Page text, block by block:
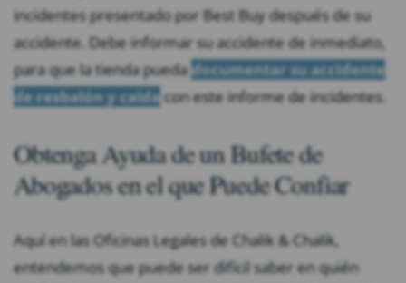
incidentes presentado por Best Buy después de su
accidente. Debe informar su accidente de inmediato,
para que la tienda puedadocumentar su accidente
de resbalón y caídacon este informe de incidentes.
Obtenga Ayuda de un Bufete de
Abogados en el que Puede Confiar
Aquí en las Oficinas Legales de Chalik & Chalik,
entendemos que puede ser difícil saber en quién